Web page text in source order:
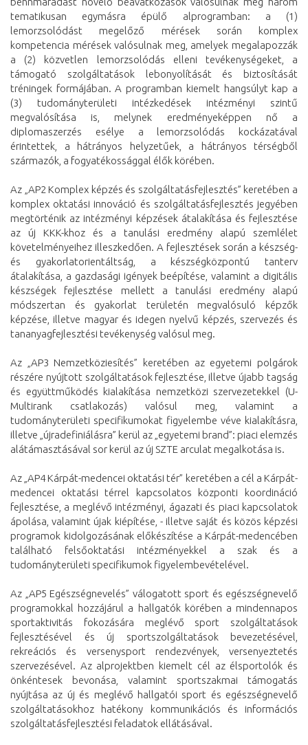
tematikusan egymásra épülő alprogramban: a (1)
lemorzsolódást megelőző mérések során komplex
kompetencia mérések valósulnak meg, amelyek megalapozzák
a (2) közvetlen lemorzsolódás elleni tevékenységeket, a
támogató szolgáltatások lebonyolítását és biztosítását
tréningek formájában. A programban kiemelt hangsúlyt kap a
(3) tudományterületi intézkedések intézményi szintű
megvalósítása is, melynek eredményeképpen nő a
diplomaszerzés esélye a lemorzsolódás kockázatával
érintettek, a hátrányos helyzetűek, a hátrányos térségből
származók, a fogyatékossággal élők körében.
Az „AP2 Komplex képzés és szolgáltatásfejlesztés” keretében a
komplex oktatási innováció és szolgáltatásfejlesztés jegyében
megtörténik az intézményi képzések átalakítása és fejlesztése
az új KKK-khoz és a tanulási eredmény alapú szemlélet
követelményeihez illeszkedően. A fejlesztések során a készség-
és gyakorlatorientáltság, a készségközpontú tanterv
átalakítása, a gazdasági igények beépítése, valamint a digitális
készségek fejlesztése mellett a tanulási eredmény alapú
módszertan és gyakorlat területén megvalósuló képzők
képzése, illetve magyar és idegen nyelvű képzés, szervezés és
tananyagfejlesztési tevékenység valósul meg.
Az „AP3 Nemzetköziesítés” keretében az egyetemi polgárok
részére nyújtott szolgáltatások fejlesztése, illetve újabb tagság
és együttműködés kialakítása nemzetközi szervezetekkel (U-
Multirank csatlakozás) valósul meg, valamint a
tudományterületi specifikumokat figyelembe véve kialakításra,
illetve „újradefiniálásra” kerül az „egyetemi brand”: piaci elemzés
alátámasztásával sor kerül az új SZTE arculat megalkotása is.
Az „AP4 Kárpát-medencei oktatási tér” keretében a cél a Kárpát-
medencei oktatási térrel kapcsolatos központi koordináció
fejlesztése, a meglévő intézményi, ágazati és piaci kapcsolatok
ápolása, valamint újak kiépítése, - illetve saját és közös képzési
programok kidolgozásának előkészítése a Kárpát-medencében
található felsőoktatási intézményekkel a szak és a
tudományterületi specifikumok figyelembevételével.
Az „AP5 Egészségnevelés” válogatott sport és egészségnevelő
programokkal hozzájárul a hallgatók körében a mindennapos
sportaktivitás fokozására meglévő sport szolgáltatások
fejlesztésével és új sportszolgáltatások bevezetésével,
rekreációs és versenysport rendezvények, versenyeztetés
szervezésével. Az alprojektben kiemelt cél az élsportolók és
önkéntesek bevonása, valamint sportszakmai támogatás
nyújtása az új és meglévő hallgatói sport és egészségnevelő
szolgáltatásokhoz hatékony kommunikációs és információs
szolgáltatásfejlesztési feladatok ellátásával.